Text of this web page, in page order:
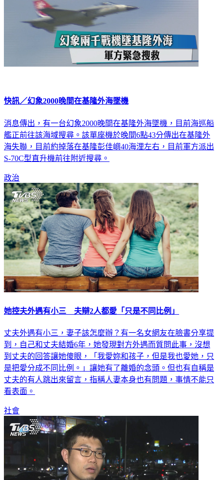
快訊／幻象2000晚間在基隆外海墜機
消息傳出，有一台幻象2000晚間在基隆外海墜機，目前海巡船
艦正前往該海域搜尋。該單座機於晚間6點43分傳出在基隆外
海失聯，目前約掉落在基隆彭佳嶼40海浬左右，目前軍方派出
S-70C型直升機前往附近搜尋。
政治
她控夫外遇有小三 夫辯2人都愛「只是不同比例」
丈夫外遇有小三，妻子該怎麼辦？有一名女網友在臉書分享提
到，自己和丈夫結婚6年，她發現對方外遇而質問此事，沒想
到丈夫的回答讓她傻眼，「我愛妳和孩子，但是我也愛她，只
是把愛分成不同比例。」讓她有了離婚的念頭。但也有自稱是
丈夫的有人跳出來留言，指稱人妻本身也有問題，事情不能只
看表面。
社會